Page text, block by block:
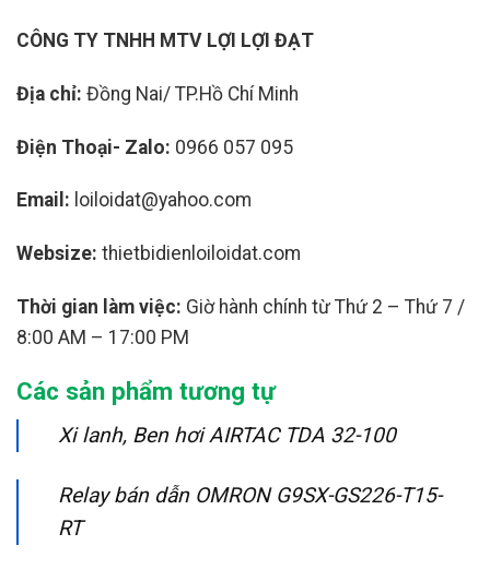
CÔNG TY TNHH MTV LỢI LỢI ĐẠT
Địa chỉ: Đồng Nai/ TP.Hồ Chí Minh
Điện Thoại- Zalo: 0966 057 095
Email: loiloidat@yahoo.com
Websize: thietbidienloiloidat.com
Thời gian làm việc: Giờ hành chính từ Thứ 2 – Thứ 7 /
8:00 AM – 17:00 PM
Các sản phẩm tương tự
Xi lanh, Ben hơi AIRTAC TDA 32-100
Relay bán dẫn OMRON G9SX-GS226-T15-
RT